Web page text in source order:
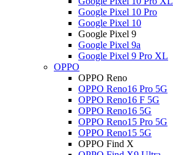
Google Pixel 10 Pro
Google Pixel 10
Google Pixel 9
Google Pixel 9a
Google Pixel 9 Pro XL
OPPO
OPPO Reno
OPPO Reno16 Pro 5G
OPPO Reno16 F 5G
OPPO Reno16 5G
OPPO Reno15 Pro 5G
OPPO Reno15 5G
OPPO Find X